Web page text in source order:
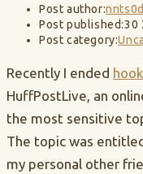
Post author:
Post published:30
Post category:
Recently I ended
HuffPostLive, an
the most sensitive
The topic was
my personal other